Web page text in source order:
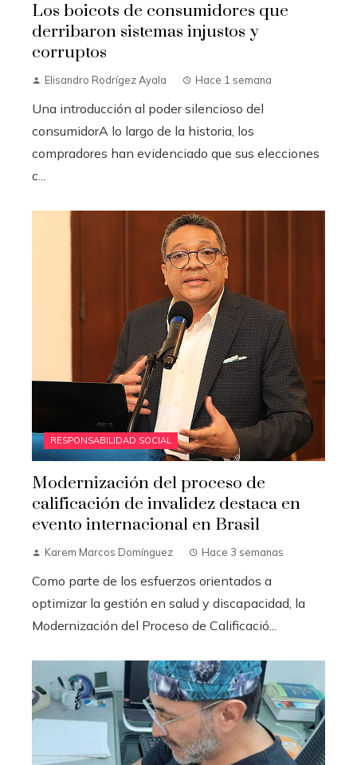
Los boicots de consumidores que
derribaron sistemas injustos y
corruptos
Elisandro Rodrígez Ayala Hace 1 semana
Una introducción al poder silencioso del
consumidorA lo largo de la historia, los
compradores han evidenciado que sus elecciones
c...
RESPONSABILIDAD SOCIAL
Modernización del proceso de
calificación de invalidez destaca en
evento internacional en Brasil
Karem Marcos Domínguez Hace 3 semanas
Como parte de los esfuerzos orientados a
optimizar la gestión en salud y discapacidad, la
Modernización del Proceso de Calificació...